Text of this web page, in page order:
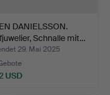
DANIELSSON.
Schnalle mit…
29. Mai 2025
USD